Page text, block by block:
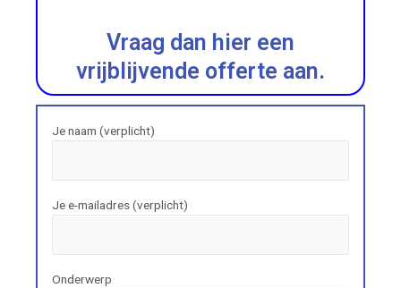
Vraag dan hier een
vrijblijvende offerte aan.
Je naam (verplicht)
Je e-mailadres (verplicht)
Onderwerp